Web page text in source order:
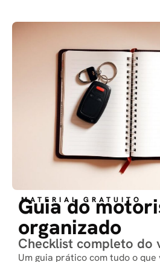
MATERIAL GRATUITO
Guia do
organizado
Checklist completo do
Um guia prático com tudo o